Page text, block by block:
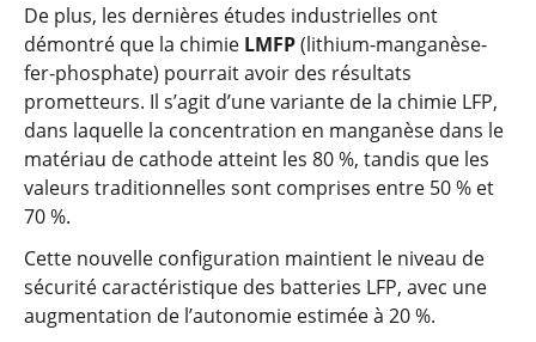
De plus, les dernières études industrielles ont
démontré que la chimie LMFP(lithium-manganèse-
fer-phosphate) pourrait avoir des résultats
prometteurs. Il s’agit d’une variante de la chimie LFP,
dans laquelle la concentration en manganèse dans le
matériau de cathode atteint les 80 %, tandis que les
valeurs traditionnelles sont comprises entre 50 % et
70 %.
Cette nouvelle configuration maintient le niveau de
sécurité caractéristique des batteries LFP, avec une
augmentation de l’autonomie estimée à 20 %.